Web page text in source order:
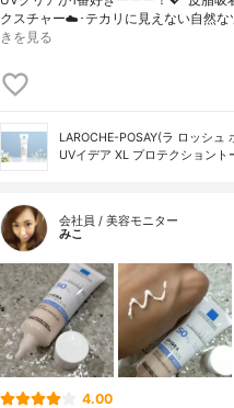
クスチャー☁️･テカリに見えない自然
きを見る
LAROCHE-POSAY(ラ ロッシュ
UVイデア XL プロテクショント
会社員 / 美容モニター
みこ
4.00